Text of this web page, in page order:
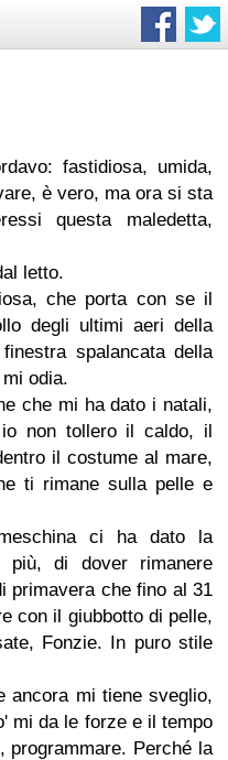
fastidiosa, umida,
è vero, ma ora si sta
questa maledetta,
letto.
che porta con se il
degli ultimi aeri della
spalancata della
odia.
che mi ha dato i natali,
non tollero il caldo, il
il costume al mare,
ti rimane sulla pelle e
ci ha dato la
più, di dover rimanere
primavera che fino al 31
con il giubbotto di pelle,
Fonzie. In puro stile
ancora mi tiene sveglio,
mi da le forze e il tempo
programmare. Perché la